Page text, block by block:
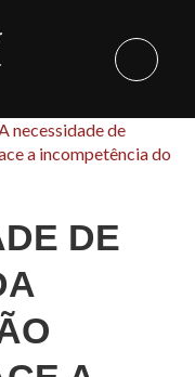
necessidade de
a incompetência do
DE